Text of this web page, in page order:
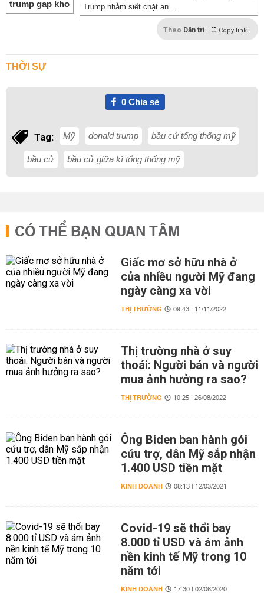
Trump nhằm siết chặt an ...
Theo Dân trí Copy link
THỜI SỰ
0Chia sẻ
Tag: Mỹ donald trump bầu cử tổng thống mỹ
bầu cử bầu cử giữa kì tổng thống mỹ
CÓ THỂ BẠN QUAN TÂM
Giấc mơ sở hữu nhà ở
của nhiều người Mỹ đang
ngày càng xa vời
THỊ TRƯỜNG 09:43 | 11/11/2022
Thị trường nhà ở suy
thoái: Người bán và người
mua ảnh hưởng ra sao?
THỊ TRƯỜNG 10:25 | 26/08/2022
Ông Biden ban hành gói
cứu trợ, dân Mỹ sắp nhận
1.400 USD tiền mặt
KINH DOANH 08:13 | 12/03/2021
Covid-19 sẽ thổi bay
8.000 tỉ USD và ám ảnh
nền kinh tế Mỹ trong 10
năm tới
KINH DOANH 17:30 | 02/06/2020